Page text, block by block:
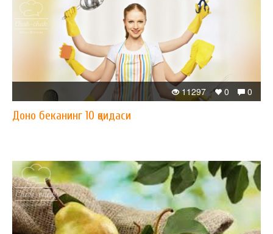
0
0
11297
Доно беканинг 10 қоидаси